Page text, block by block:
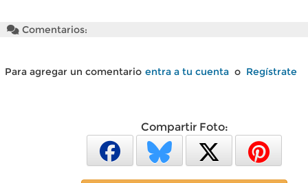
Comentarios:
Para agregar un comentario entra a tu cuenta o Regístrate
Compartir Foto: